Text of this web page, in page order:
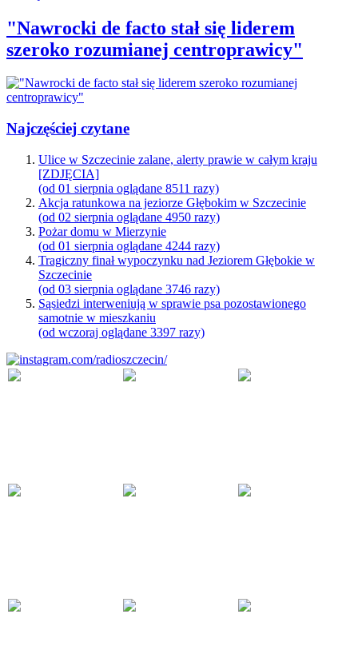
"Nawrocki de facto stał się liderem
szeroko rozumianej centroprawicy"
Najczęściej czytane
Ulice w Szczecinie zalane, alerty prawie w całym kraju
[ZDJĘCIA]
(od 01 sierpnia oglądane 8511 razy)
Akcja ratunkowa na jeziorze Głębokim w Szczecinie
(od 02 sierpnia oglądane 4950 razy)
Pożar domu w Mierzynie
(od 01 sierpnia oglądane 4244 razy)
Tragiczny finał wypoczynku nad Jeziorem Głębokie w
Szczecinie
(od 03 sierpnia oglądane 3746 razy)
Sąsiedzi interweniują w sprawie psa pozostawionego
samotnie w mieszkaniu
(od wczoraj oglądane 3397 razy)